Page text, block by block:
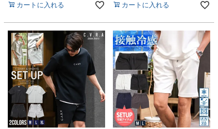
カートに入れる カートに入れる